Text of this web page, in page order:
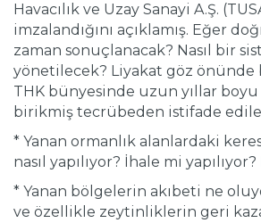
Havacılık ve Uzay Sanayi A.Ş.
imzalandığını açıklamış. Eğer
zaman sonuçlanacak? Nasıl bir
yönetilecek? Liyakat göz
THK bünyesinde uzun yıllar boyu
birikmiş tecrübeden istifade
* Yanan ormanlık alanlardaki
nasıl yapılıyor? İhale mi
* Yanan bölgelerin akıbeti ne
ve özellikle zeytinliklerin geri